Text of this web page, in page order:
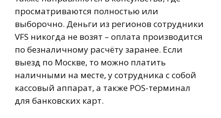
просматриваются полностью или
выборочно. Деньги из регионов сотрудники
VFS никогда не возят – оплата производится
по безналичному расчёту заранее. Если
выезд по Москве, то можно платить
наличными на месте, у сотрудника с собой
кассовый аппарат, а также POS-терминал
для банковских карт.